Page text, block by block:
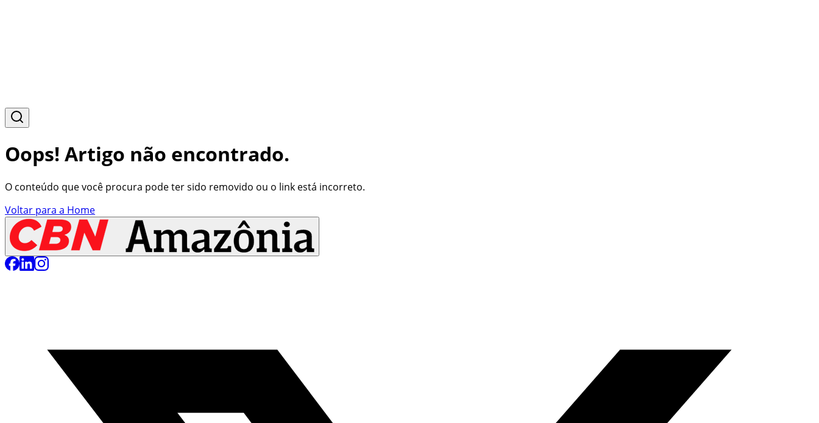
Oops! Artigo não encontrado.
O conteúdo que você procura pode ter sido removido ou o link está incorreto.
Voltar para a Home